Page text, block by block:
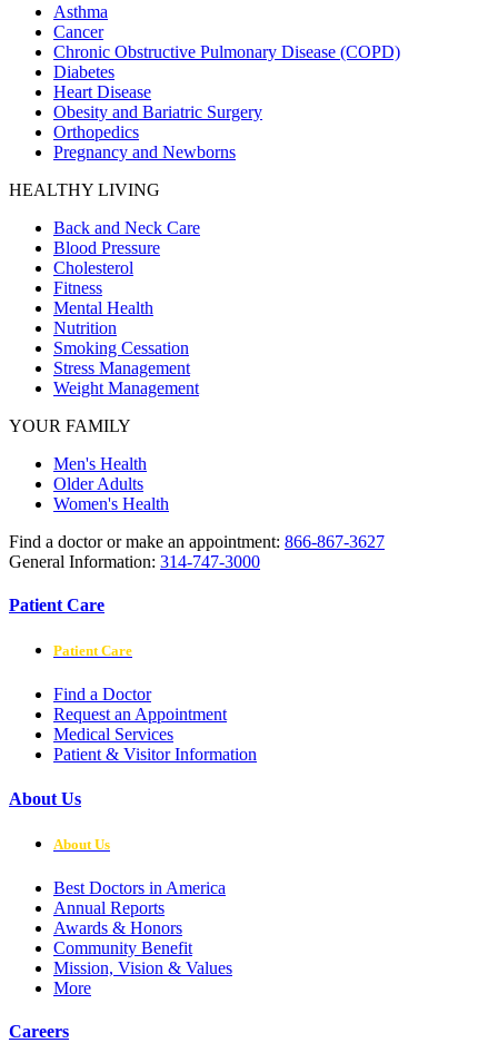
Asthma
Cancer
Chronic Obstructive Pulmonary Disease (COPD)
Diabetes
Heart Disease
Obesity and Bariatric Surgery
Orthopedics
Pregnancy and Newborns
HEALTHY LIVING
Back and Neck Care
Blood Pressure
Cholesterol
Fitness
Mental Health
Nutrition
Smoking Cessation
Stress Management
Weight Management
YOUR FAMILY
Men's Health
Older Adults
Women's Health
Find a doctor or make an appointment: 866-867-3627
General Information: 314-747-3000
Patient Care
Patient Care
Find a Doctor
Request an Appointment
Medical Services
Patient & Visitor Information
About Us
About Us
Best Doctors in America
Annual Reports
Awards & Honors
Community Benefit
Mission, Vision & Values
More
Careers